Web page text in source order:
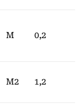
M 0,2
M2 1,2